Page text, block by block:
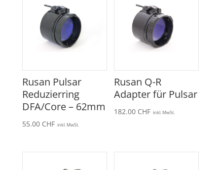
Rusan Pulsar
Reduzierring
DFA/Core – 62mm
55.00 CHF inkl. MwSt.
Rusan Q-R
Adapter für Pulsar
182.00 CHF inkl. MwSt.